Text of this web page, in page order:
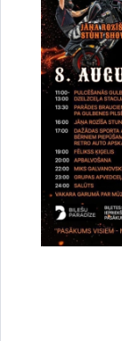
Līgums
Drukāt lapu
Dalīties